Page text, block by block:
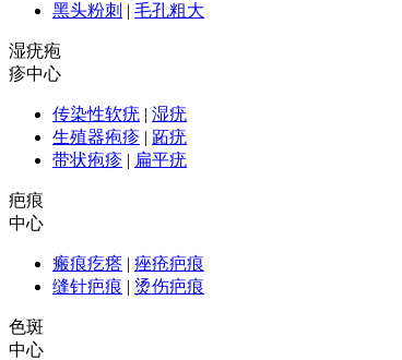
黑头粉刺 | 毛孔粗大
湿疣疱
疹中心
传染性软疣 | 湿疣
生殖器疱疹 | 跖疣
带状疱疹 | 扁平疣
疤痕
中心
瘢痕疙瘩 | 痤疮疤痕
缝针疤痕 | 烫伤疤痕
色斑
中心